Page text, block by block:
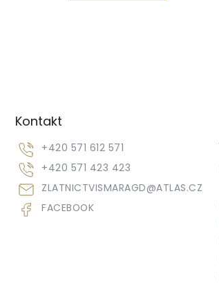
Kontakt
ZLATNICTVISMARAGD@ATLAS.CZ
+420 571 612 571
+420 571 423 423
FACEBOOK